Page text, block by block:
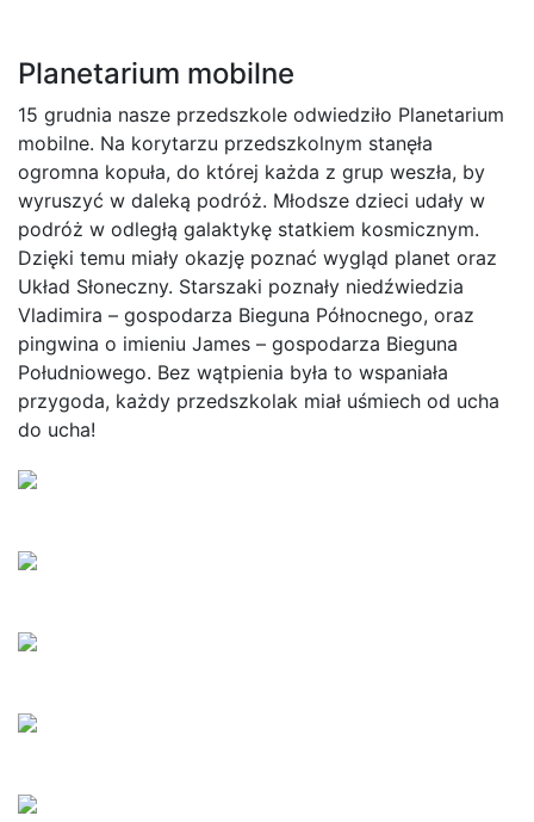
Planetarium mobilne
15 grudnia nasze przedszkole odwiedziło Planetarium
mobilne. Na korytarzu przedszkolnym stanęła
ogromna kopuła, do której każda z grup weszła, by
wyruszyć w daleką podróż. Młodsze dzieci udały w
podróż w odległą galaktykę statkiem kosmicznym.
Dzięki temu miały okazję poznać wygląd planet oraz
Układ Słoneczny. Starszaki poznały niedźwiedzia
Vladimira – gospodarza Bieguna Północnego, oraz
pingwina o imieniu James – gospodarza Bieguna
Południowego. Bez wątpienia była to wspaniała
przygoda, każdy przedszkolak miał uśmiech od ucha
do ucha!